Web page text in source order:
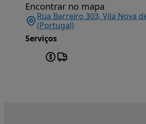
Encontrar no mapa
Rua Barreiro 303, Vila Nova
(Portugal)
Serviços